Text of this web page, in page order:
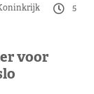
5
voor